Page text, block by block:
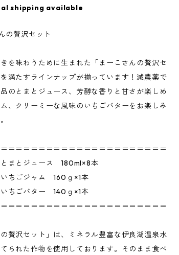
shipping available
の贅沢セット
を味わうために生まれた「まーこさんの贅沢セ
満たすラインナップが揃っています！減農薬で
のとまとジュース、芳醇な香りと甘さが楽しめ
、クリーミーな風味のいちごバターをお楽しみ
＝＝＝＝＝＝＝＝＝＝＝＝＝＝＝＝＝＝＝＝＝
まとジュース 180ml×8本
ャム 160ｇ×1本
ター 140ｇ×1本
＝＝＝＝＝＝＝＝＝＝＝＝＝＝＝＝＝＝＝＝＝
の贅沢セット」は、ミネラル豊富な伊良湖温泉水
られた作物を使用しております。そのまま食べ